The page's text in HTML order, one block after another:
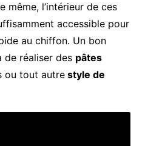
même, l’intérieur de ces
accessible pour
au chiffon. Un bon
de réaliser des pâtes
ou tout autrestyle de